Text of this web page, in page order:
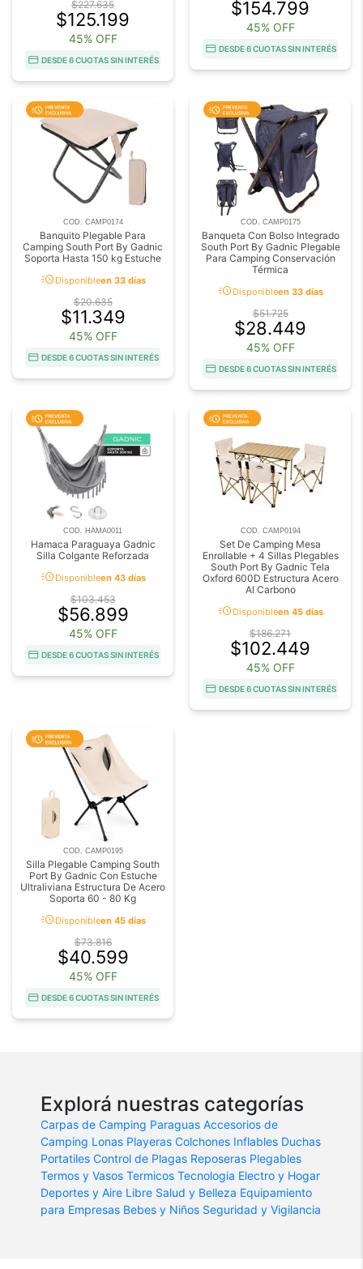
$227.635
$125.199
45% OFF
DESDE 6 CUOTAS SIN INTERÉS
$154.799
45% OFF
DESDE 6 CUOTAS SIN INTERÉS
COD. CAMP0174
Banquito Plegable Para
Camping South Port By Gadnic
Soporta Hasta 150 kg Estuche
acuteDisponibleen 33 días
$20.635
$11.349
45% OFF
DESDE 6 CUOTAS SIN INTERÉS
COD. CAMP0175
Banqueta Con Bolso Integrado
South Port By Gadnic Plegable
Para Camping Conservación
Térmica
acuteDisponibleen 33 días
$51.725
$28.449
45% OFF
DESDE 6 CUOTAS SIN INTERÉS
COD. HAMA0011
Hamaca Paraguaya Gadnic
Silla Colgante Reforzada
acuteDisponibleen 43 días
$103.453
$56.899
45% OFF
DESDE 6 CUOTAS SIN INTERÉS
COD. CAMP0194
Set De Camping Mesa
Enrollable + 4 Sillas Plegables
South Port By Gadnic Tela
Oxford 600D Estructura Acero
Al Carbono
acuteDisponibleen 45 días
$186.271
$102.449
45% OFF
DESDE 6 CUOTAS SIN INTERÉS
COD. CAMP0195
Silla Plegable Camping South
Port By Gadnic Con Estuche
Ultraliviana Estructura De Acero
Soporta 60 - 80 Kg
acuteDisponibleen 45 días
$73.816
$40.599
45% OFF
DESDE 6 CUOTAS SIN INTERÉS
Explorá nuestras categorías
Carpas de Camping Paraguas Accesorios de
Camping Lonas Playeras Colchones Inflables Duchas
Portatiles Control de Plagas Reposeras Plegables
Termos y Vasos Termicos Tecnologia Electro y Hogar
Deportes y Aire Libre Salud y Belleza Equipamiento
para Empresas Bebes y Niños Seguridad y Vigilancia